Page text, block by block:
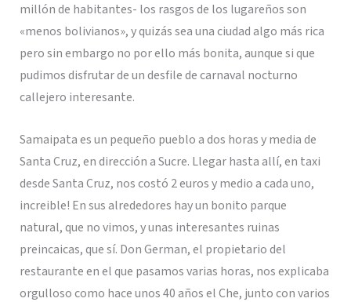
millón de habitantes- los rasgos de los lugareños son
«menos bolivianos», y quizás sea una ciudad algo más rica
pero sin embargo no por ello más bonita, aunque si que
pudimos disfrutar de un desfile de carnaval nocturno
callejero interesante.
Samaipata es un pequeño pueblo a dos horas y media de
Santa Cruz, en dirección a Sucre. Llegar hasta allí, en taxi
desde Santa Cruz, nos costó 2 euros y medio a cada uno,
increible! En sus alrededores hay un bonito parque
natural, que no vimos, y unas interesantes ruinas
preincaicas, que sí. Don German, el propietario del
restaurante en el que pasamos varias horas, nos explicaba
orgulloso como hace unos 40 años el Che, junto con varios